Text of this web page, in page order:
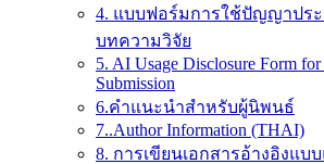
4. แบบฟอร์มการใช้ปัญญาปร
บทความวิจัย
5. AI Usage Disclosure Form
Submission
6.คำแนะนำสำหรับผู้นิพนธ์
7..Author Information (THAI)
8. การเขียนเอกสารอ้างอิงแบ